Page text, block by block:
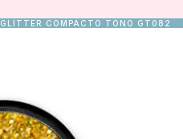
GLITTER COMPACTO TONO GT082